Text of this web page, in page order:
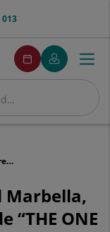
013
menuPedirCita
Pedir
cita
Mi
Quirónsalud
Menú
El Hospital Quirónsalud Marbella, hospital de referencia de “THE ONE Marbella 2026”
Marbella,
“THE ONE